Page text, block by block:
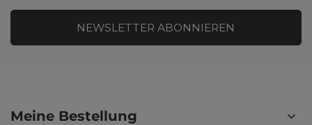
NEWSLETTER ABONNIEREN
Meine Bestellung